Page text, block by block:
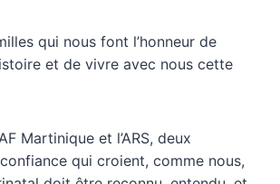
qui nous font l’honneur de
et de vivre avec nous cette
Martinique et l’ARS, deux
qui croient, comme nous,